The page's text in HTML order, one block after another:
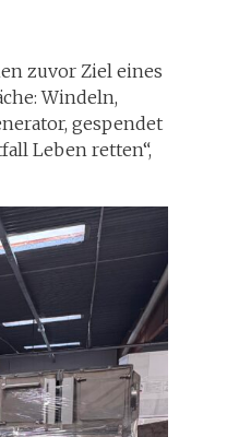
zuvor Ziel eines
Windeln,
gespendet
Leben retten“,